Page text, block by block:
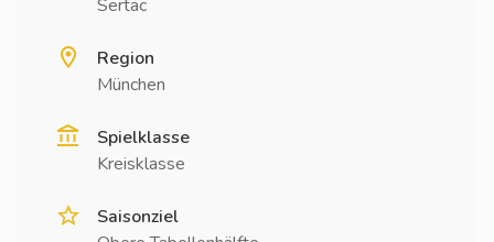
Sertac
Region
München
Spielklasse
Kreisklasse
Saisonziel